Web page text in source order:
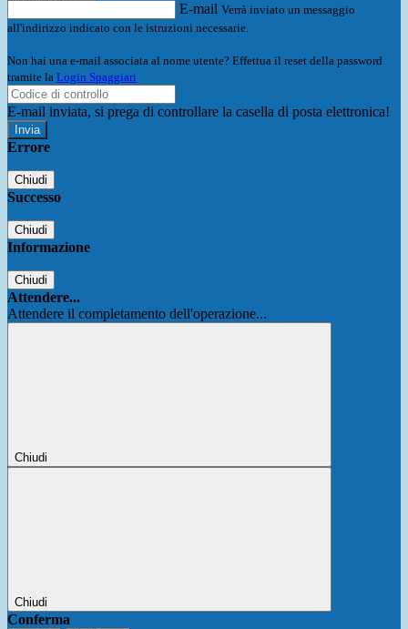
E-mail Verrà inviato un messaggio
all'indirizzo indicato con le istruzioni necessarie.
Non hai una e-mail associata al nome utente? Effettua il reset della password
tramite la Login Spaggiari
E-mail inviata, si prega di controllare la casella di posta elettronica!
Errore
Chiudi
Successo
Chiudi
Informazione
Chiudi
Attendere...
Attendere il completamento dell'operazione...
Chiudi
Chiudi
Conferma